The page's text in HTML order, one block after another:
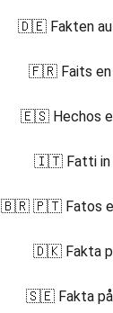
🇩🇪 Fakten
🇫🇷 Faits en
🇪🇸 Hechos
🇮🇹 Fatti in
🇧🇷 🇵🇹 Fatos
🇩🇰 Fakta
🇸🇪 Fakta på